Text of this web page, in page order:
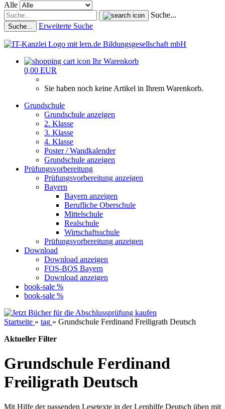
Alle
Suche...
Suche... Erweiterte Suche
Ihr Warenkorb
0,00 EUR
Sie haben noch keine Artikel in Ihrem Warenkorb.
Grundschule
Grundschule anzeigen
2. Klasse
3. Klasse
4. Klasse
Poster / Wandkalender
Grundschule anzeigen
Prüfungsvorbereitung
Prüfungsvorbereitung anzeigen
Bayern
Bayern anzeigen
Berufliche Oberschule
Mittelschule
Realschule
Wirtschaftsschule
Prüfungsvorbereitung anzeigen
Download
Download anzeigen
FOS-BOS Bayern
Download anzeigen
book-sale %
book-sale %
Startseite » tag » Grundschule Ferdinand Freiligrath Deutsch
Aktueller Filter
Grundschule Ferdinand
Freiligrath Deutsch
Mit Hilfe der passenden Lesetexte in der Lernhilfe Deutsch üben mit